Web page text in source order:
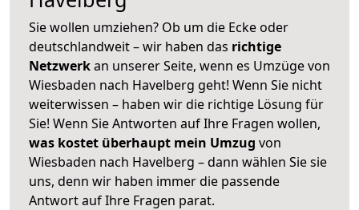
Sie wollen umziehen? Ob um die Ecke oder
deutschlandweit – wir haben das richtige
Netzwerkan unserer Seite, wenn es Umzüge von
Wiesbaden nach Havelberg geht! Wenn Sie nicht
weiterwissen – haben wir die richtige Lösung für
Sie! Wenn Sie Antworten auf Ihre Fragen wollen,
was kostet überhaupt mein Umzug von
Wiesbaden nach Havelberg – dann wählen Sie sie
uns, denn wir haben immer die passende
Antwort auf Ihre Fragen parat.